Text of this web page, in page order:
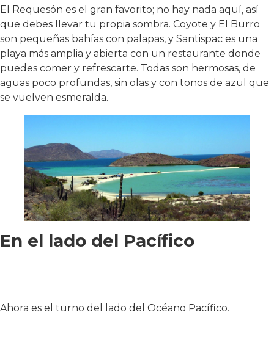
El Requesón es el gran favorito; no hay nada aquí, así
que debes llevar tu propia sombra. Coyote y El Burro
son pequeñas bahías con palapas, y Santispac es una
playa más amplia y abierta con un restaurante donde
puedes comer y refrescarte. Todas son hermosas, de
aguas poco profundas, sin olas y con tonos de azul que
se vuelven esmeralda.
En el lado del Pacífico
Ahora es el turno del lado del Océano Pacífico.